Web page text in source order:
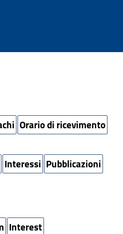
Orario di ricevimento
Interessi Pubblicazioni
Interest